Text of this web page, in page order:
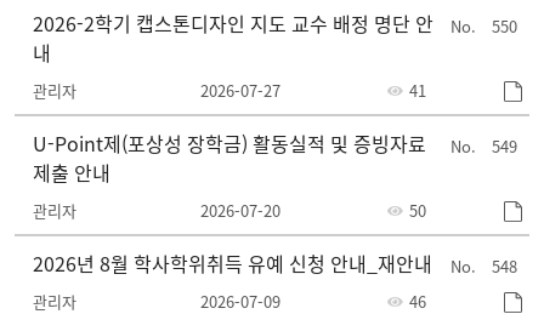
550
2026-2학기 캡스톤디자인 지도 교수 배정 명단 안
내
관리자 2026-07-27 41
549
U-Point제(포상성 장학금) 활동실적 및 증빙자료
제출 안내
관리자 2026-07-20 50
548
2026년 8월 학사학위취득 유예 신청 안내_재안내
관리자 2026-07-09 46